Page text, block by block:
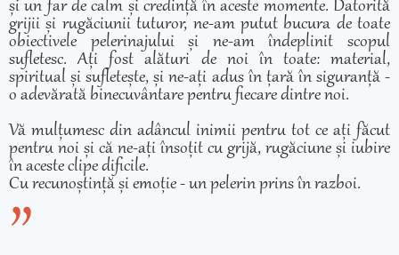
și un far de calm și credință în aceste momente. Datorită
grijii și rugăciunii tuturor, ne-am putut bucura de toate
obiectivele pelerinajului și ne-am îndeplinit scopul
sufletesc. Ați fost alături de noi în toate: material,
spiritual și sufletește, și ne-ați adus în țară în siguranță -
o adevărată binecuvântare pentru fiecare dintre noi.
Vă mulțumesc din adâncul inimii pentru tot ce ați făcut
pentru noi și că ne-ați însoțit cu grijă, rugăciune și iubire
în aceste clipe dificile.
Cu recunoștință și emoție - un pelerin prins în razboi.